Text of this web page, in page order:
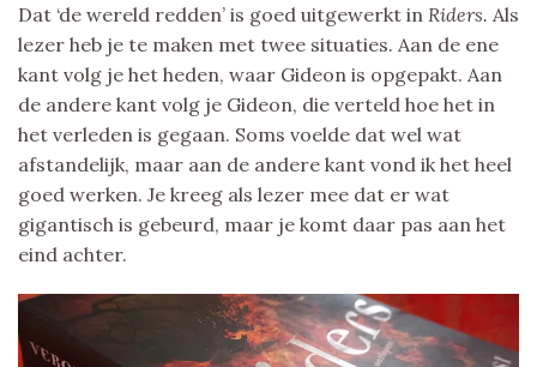
Dat ‘de wereld redden’ is goed uitgewerkt in Riders. Als
lezer heb je te maken met twee situaties. Aan de ene
kant volg je het heden, waar Gideon is opgepakt. Aan
de andere kant volg je Gideon, die verteld hoe het in
het verleden is gegaan. Soms voelde dat wel wat
afstandelijk, maar aan de andere kant vond ik het heel
goed werken. Je kreeg als lezer mee dat er wat
gigantisch is gebeurd, maar je komt daar pas aan het
eind achter.